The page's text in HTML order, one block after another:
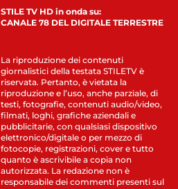
STILE TV HD in onda su:
CANALE 78 DEL DIGITALE TERRESTRE
La riproduzione dei contenuti
giornalistici della testata STILETV è
riservata. Pertanto, è vietata la
riproduzione e l’uso, anche parziale, di
testi, fotografie, contenuti audio/video,
filmati, loghi, grafiche aziendali e
pubblicitarie, con qualsiasi dispositivo
elettronico/digitale o per mezzo di
fotocopie, registrazioni, cover e tutto
quanto è ascrivibile a copia non
autorizzata. La redazione non è
responsabile dei commenti presenti sul